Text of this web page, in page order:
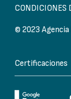
CONDICIONES
© 2023
Certificaciones